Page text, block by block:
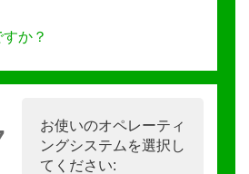
か？
お使いのオペレーティ
ングシステムを選択し
てください: